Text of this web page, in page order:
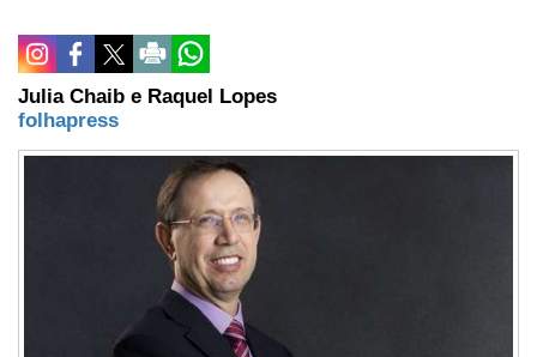
Julia Chaib e Raquel Lopes
folhapress